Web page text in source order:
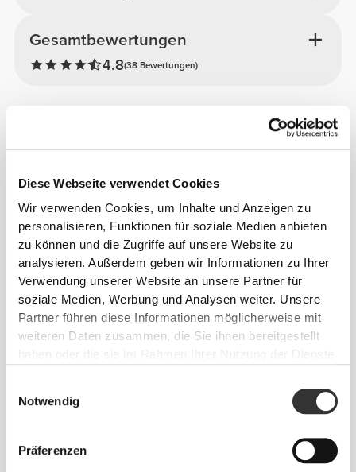
Diese Webseite verwendet Cookies
Wir verwenden Cookies, um Inhalte und Anzeigen zu
personalisieren, Funktionen für soziale Medien anbieten
zu können und die Zugriffe auf unsere Website zu
analysieren. Außerdem geben wir Informationen zu Ihrer
Verwendung unserer Website an unsere Partner für
soziale Medien, Werbung und Analysen weiter. Unsere
Partner führen diese Informationen möglicherweise mit
weiteren Daten zusammen, die Sie ihnen bereitgestellt
Notwendig
Präferenzen
Gesamtbewertungen
4.8(38 Bewertungen)
Alles
ansehen
Camila Justino